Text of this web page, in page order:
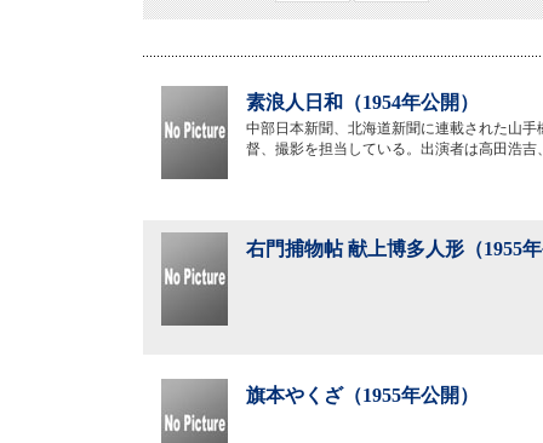
素浪人日和（1954年公開）
中部日本新聞、北海道新聞に連載された山
督、撮影を担当している。出演者は高田浩
右門捕物帖 献上博多人形（1955
旗本やくざ（1955年公開）